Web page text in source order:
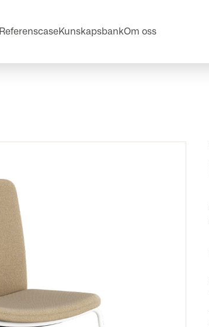
ReferenscaseKunskapsbankOm oss